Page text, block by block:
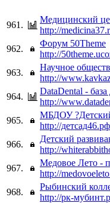
961.
Медицинский
http://
962.
Форум 50Theme
http://
963.
Научное
http://
964.
DataDental -
http://
965.
МБДОУ ?Детский
http://
966.
Детский
http://
967.
Медовое Лето -
http://
968.
Рыбинский
http://рк-